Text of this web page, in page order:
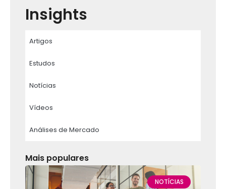
Insights
Artigos
Estudos
Notícias
Vídeos
Análises de Mercado
Mais populares
NOTÍCIAS